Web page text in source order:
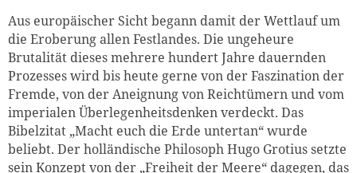
Aus europäischer Sicht begann damit der Wettlauf um
die Eroberung allen Festlandes. Die ungeheure
Brutalität dieses mehrere hundert Jahre dauernden
Prozesses wird bis heute gerne von der Faszination der
Fremde, von der Aneig­­nung von Reichtümern und vom
imperialen Überlegen­heitsdenken verdeckt. Das
Bibelzitat „Macht euch die Erde untertan“ wurde
beliebt. Der holländische Philosoph Hugo Grotius setzte
sein Konzept von der „Freiheit der Meere“ da­gegen, das